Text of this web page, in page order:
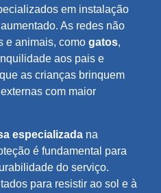
em instalação
As redes não
e animais, como gatos,
aos pais e
as crianças brinquem
com maior
especializada na
é fundamental para
do serviço.
para resistir ao sol e à